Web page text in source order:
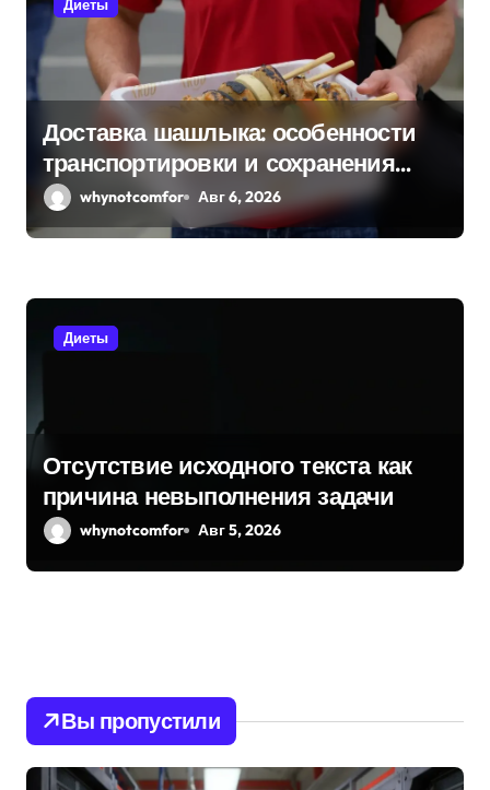
Диеты
Доставка шашлыка: особенности
транспортировки и сохранения
свежести
whynotcomfor Авг 6, 2026
Диеты
Отсутствие исходного текста как
причина невыполнения задачи
whynotcomfor Авг 5, 2026
Вы пропустили